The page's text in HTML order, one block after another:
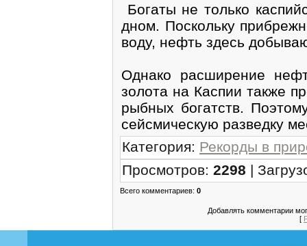
Богаты не только
дном. Поскольку
воду, нефть здесь
Однако расширение
золота на Каспии также
рыбных богатств.
сейсмическую разведку
Категория: Рекорды в
Просмотров: 2298 |
Всего комментариев: 0
Добавлять комментарии
[